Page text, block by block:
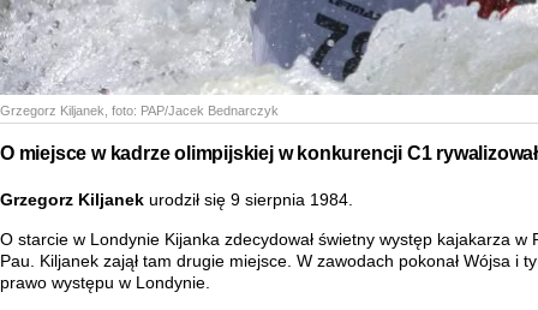
Grzegorz Kiljanek , foto: PAP/Jacek Bednarczyk
O miejsce w kadrze olimpijskiej w konkurencji C1
Grzegorz Kiljanek urodził się 9 sierpnia 1984.
O starcie w Londynie Kijanka zdecydował świetny występ kajakarza w
Pau. Kiljanek zajął tam drugie miejsce. W zawodach pokonał Wójsa i
prawo występu w Londynie.